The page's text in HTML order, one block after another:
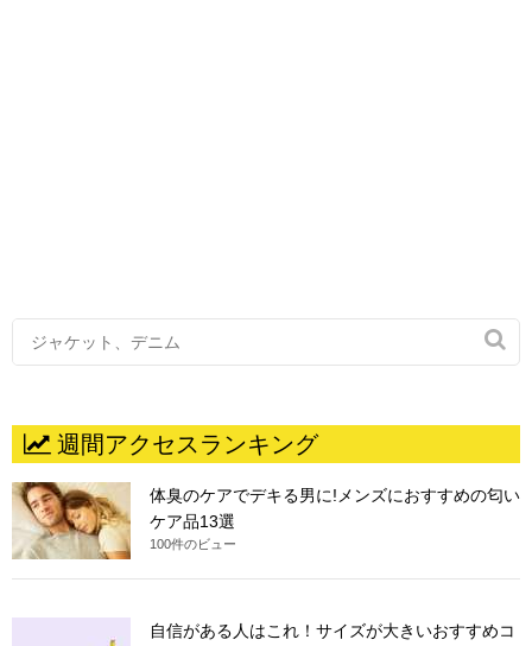

週間アクセスランキング
体臭のケアでデキる男に!メンズにおすすめの匂い
ケア品13選
100件のビュー
自信がある人はこれ！サイズが大きいおすすめコ